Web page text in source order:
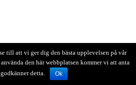
till att vi ger dig den bästa upplevelsen på vår
den här webbplatsen kommer vi att anta
detta.
Ok